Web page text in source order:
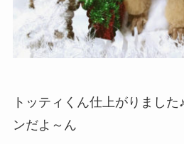
トッティくん仕上がりました
ンだよ～ん